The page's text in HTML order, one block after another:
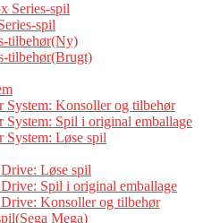
Series-spil
spil
tilbehør(Ny)
tilbehør(Brugt)
System: Konsoller og tilbehør
System: Spil i original emballage
System: Løse spil
Løse spil
Drive: Spil i original emballage
Drive: Konsoller og tilbehør
Mega)